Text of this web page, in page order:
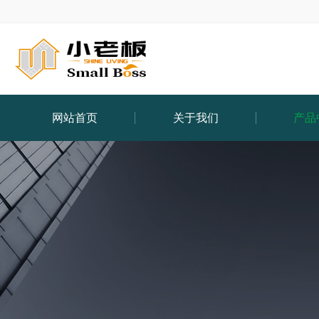
网站首页 关于我们 产品